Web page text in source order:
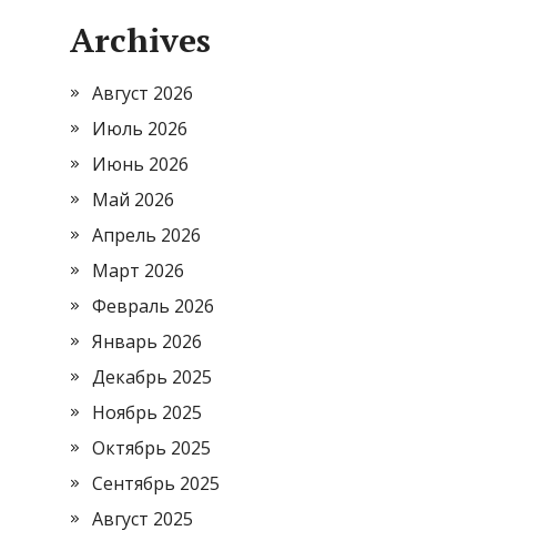
Archives
Август 2026
Июль 2026
Июнь 2026
Май 2026
Апрель 2026
Март 2026
Февраль 2026
Январь 2026
Декабрь 2025
Ноябрь 2025
Октябрь 2025
Сентябрь 2025
Август 2025